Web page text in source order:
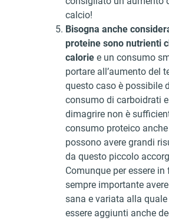
calcio!
Bisogna anche
proteine sono nutrienti
calorie e un consumo
portare all’aumento del
questo caso è possibile
consumo di carboidrati
dimagrire non è
consumo proteico
possono avere grandi
da questo piccolo
Comunque per essere
sempre importante
sana e variata alla
essere aggiunti anche